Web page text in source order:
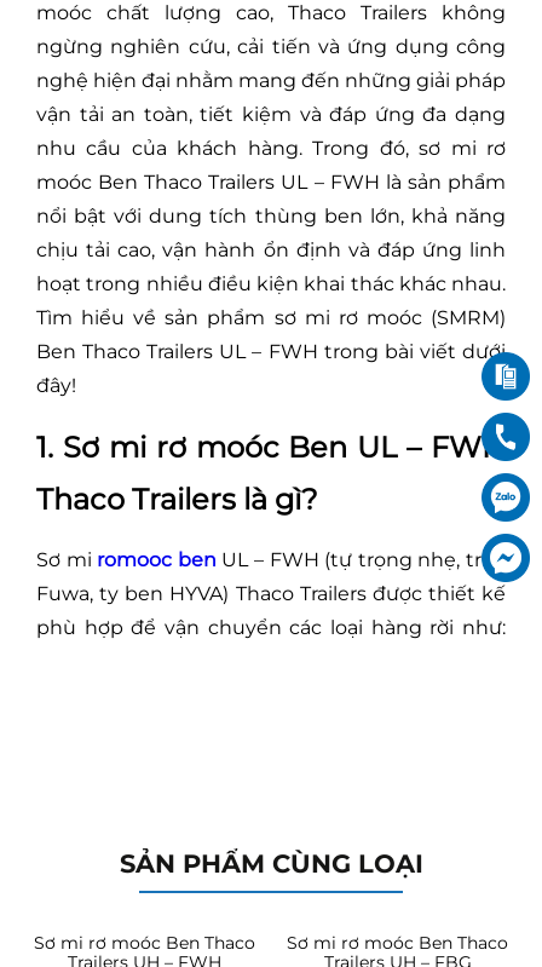
moóc chất lượng cao, Thaco Trailers không
ngừng nghiên cứu, cải tiến và ứng dụng công
nghệ hiện đại nhằm mang đến những giải pháp
vận tải an toàn, tiết kiệm và đáp ứng đa dạng
nhu cầu của khách hàng. Trong đó, sơ mi rơ
moóc Ben Thaco Trailers UL – FWH là sản phẩm
nổi bật với dung tích thùng ben lớn, khả năng
chịu tải cao, vận hành ổn định và đáp ứng linh
hoạt trong nhiều điều kiện khai thác khác nhau.
Tìm hiểu về sản phẩm sơ mi rơ moóc (SMRM)
Ben Thaco Trailers UL – FWH trong bài viết dưới
đây!
1. Sơ mi rơ moóc Ben UL – FWH
Thaco Trailers là gì?
Sơ mi romooc ben UL – FWH (tự trọng nhẹ, trục
Fuwa, ty ben HYVA) Thaco Trailers được thiết kế
phù hợp để vận chuyển các loại hàng rời như:
SẢN PHẨM CÙNG LOẠI
Sơ mi rơ moóc Ben Thaco
Trailers UH – FWH
Sơ mi rơ moóc Ben Thaco
Trailers UH – FBG